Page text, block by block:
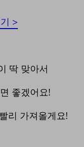
>
딱 맞아서
좋겠어요!
리 가져올게요!